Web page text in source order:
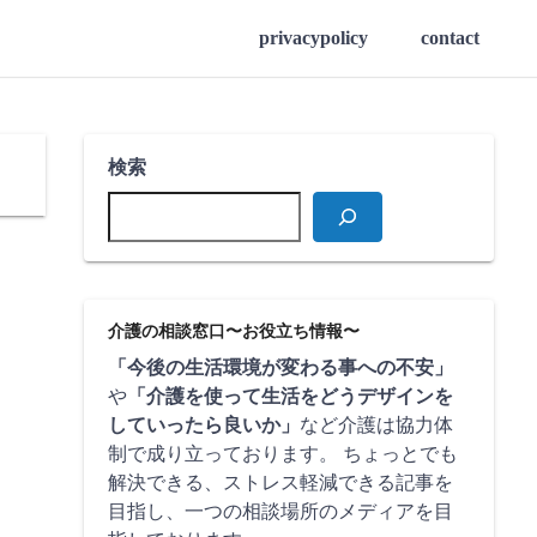
privacypolicy contact
検索
介護の相談窓口〜お役立ち情報〜
「今後の生活環境が変わる事への不安」
や 「介護を使って生活をどうデザインを
していったら良いか」 など介護は協力体
制で成り立っております。 ちょっとでも
解決できる、ストレス軽減できる記事を
目指し、一つの相談場所のメディアを目